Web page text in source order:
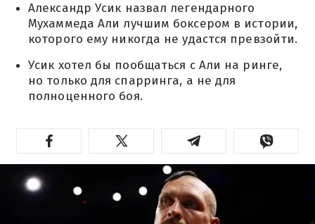
Александр Усик назвал легендарного
Мухаммеда Али лучшим боксером в истории,
которого ему никогда не удастся превзойти.
Усик хотел бы пообщаться с Али на ринге,
но только для спарринга, а не для
полноценного боя.